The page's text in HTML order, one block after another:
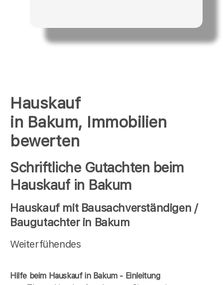
Hauskauf
in Bakum, Immobilien
bewerten
Schriftliche Gutachten beim
Hauskauf in Bakum
Hauskauf mit Bausachverständigen /
Baugutachter in Bakum
Weiterfühendes
Hilfe beim Hauskauf in Bakum - Einleitung